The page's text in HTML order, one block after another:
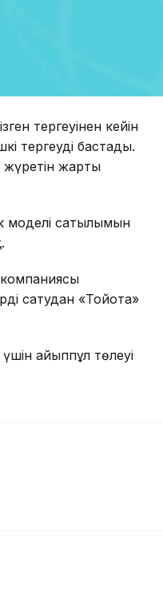
тергеуінен кейін
тергеуді бастады.
жарты
моделі сатылымын
сатудан «Тойота»
үшін айыппұл төлеуі